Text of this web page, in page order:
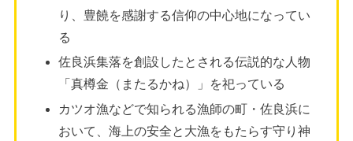
り、豊饒を感謝する信仰の中心地になってい
る
佐良浜集落を創設したとされる伝説的な人物
「真樽金（またるかね）」を祀っている
カツオ漁などで知られる漁師の町・佐良浜に
おいて、海上の安全と大漁をもたらす守り神